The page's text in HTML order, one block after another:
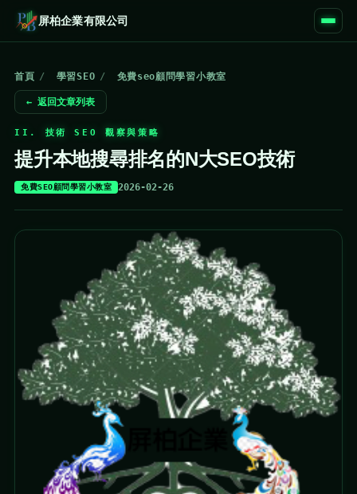
屏柏企業有限公司
首頁 / 學習SEO / 免費seo顧問學習小教室
← 返回文章列表
II. 技術 SEO 觀察與策略
提升本地搜尋排名的N大SEO技術
免費SEO顧問學習小教室 2026-02-26